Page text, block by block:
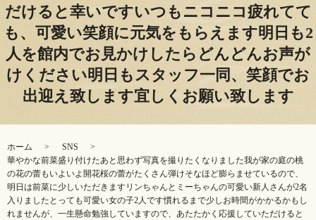
だけると幸いですいつもニコニコ️疲れてて
も、可愛い笑顔に元気をもらえます明日も2
人を館内でお見かけしたらどんどんお声が
けください明日もスタッフ一同、笑顔でお
出迎え致します宜しくお願い致します️
ホーム
SNS
華やかな前菜盛り付けたあと思わず写真を撮りたくなりました️我が家の庭の桃
の花の蕾もいよいよ開花桜の蕾がたくさん弾けそなほど膨らませているので、
明日は前菜に少しいただきますリンちゃんとミーちゃんの可愛い新人さんが2名
入りましたとっても可愛い女の子2人です慣れるまで少しお時間がかかるかもし
れませんが、一生懸命勉強していますので、あたたかく応援していただけると